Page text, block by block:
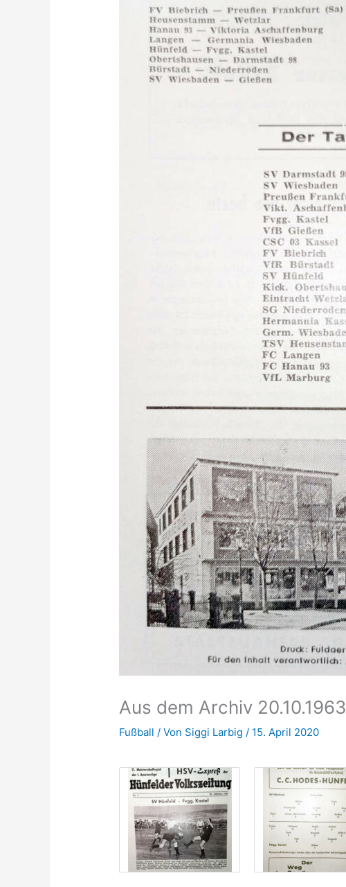
Aus dem Archiv 20.10.1963
Fußball / Von Siggi Larbig/ 15. April 2020